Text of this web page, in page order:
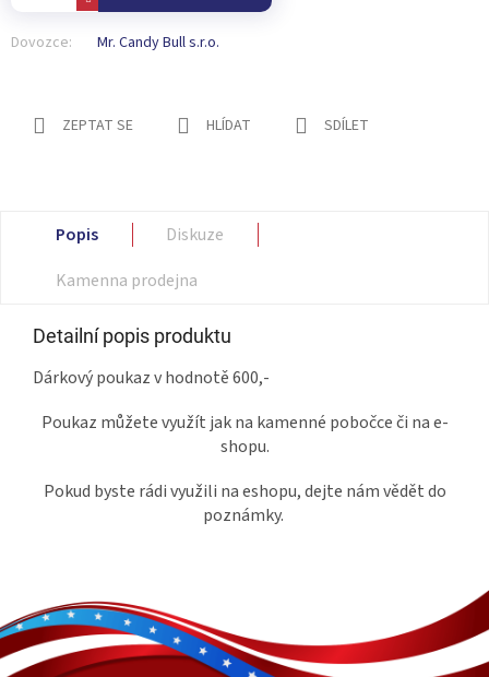
Dovozce: Mr. Candy Bull s.r.o.
ZEPTAT SE HLÍDAT SDÍLET
Popis
Diskuze
Kamenna prodejna
Detailní popis produktu
Dárkový poukaz v hodnotě 600,-
Poukaz můžete využít jak na kamenné pobočce či na e-
shopu.
Pokud byste rádi využili na eshopu, dejte nám vědět do
poznámky.
á
p